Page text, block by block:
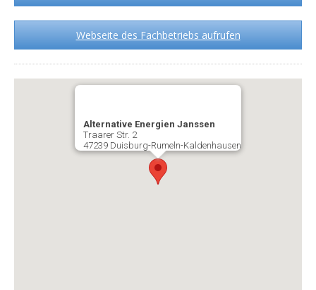
Webseite des Fachbetriebs aufrufen
Alternative Energien Janssen
Traarer Str. 2
47239 Duisburg-Rumeln-Kaldenhausen